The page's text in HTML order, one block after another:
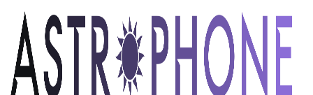
Skip to main content